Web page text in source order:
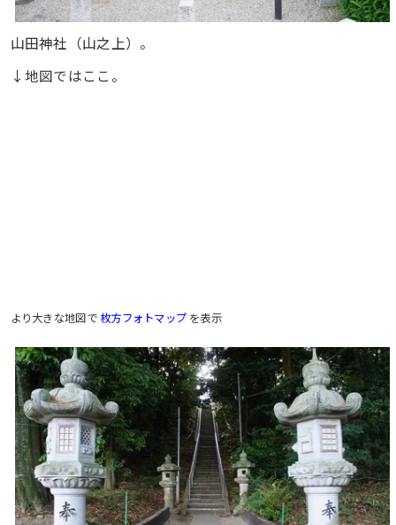
山田神社（山之上）。
↓地図ではここ。
より大きな地図で 枚方フォトマップ を表示